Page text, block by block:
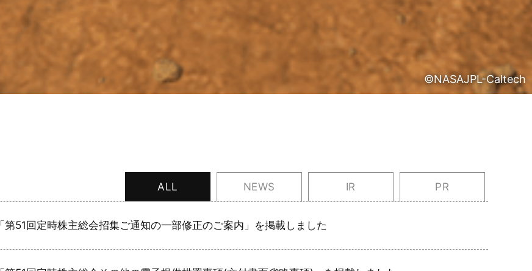
©NASAJPL-Caltech
ALL NEWS IR PR
「第51回定時株主総会招集ご通知の一部修正のご案内」を掲載しました